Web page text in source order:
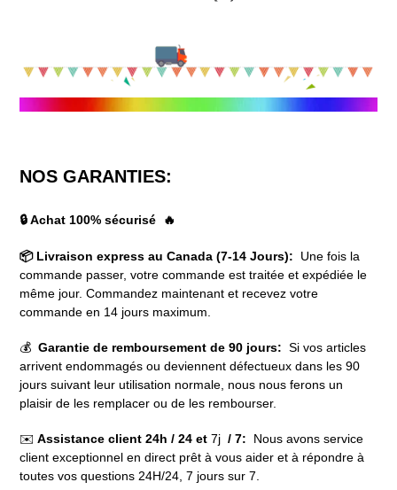
NOS GARANTIES:
🔒 Achat 100% sécurisé 🔥
📦 Livraison express au Canada (7-14 Jours):
Une fois la
commande passer, votre commande est traitée et expédiée le
même jour. Commandez maintenant et recevez votre
commande en 14 jours maximum.
💰 Garantie de remboursement de 90 jours: Si vos articles
arrivent endommagés ou deviennent défectueux dans les 90
jours suivant leur utilisation normale, nous nous ferons un
plaisir de les remplacer ou de les rembourser.
✉️ Assistance client 24h / 24 et 7j / 7:
Nous avons service
client exceptionnel en direct prêt à vous aider et à répondre à
toutes vos questions 24H/24, 7 jours sur 7.